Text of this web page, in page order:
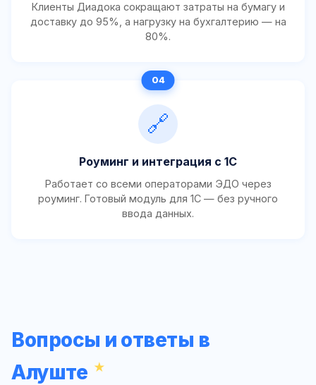
Клиенты Диадока сокращают затраты на бумагу и
доставку до 95%, а нагрузку на бухгалтерию — на
80%.
🔗
Роуминг и интеграция с 1С
Работает со всеми операторами ЭДО через
роуминг. Готовый модуль для 1С — без ручного
ввода данных.
Вопросы и ответы в
Алуште